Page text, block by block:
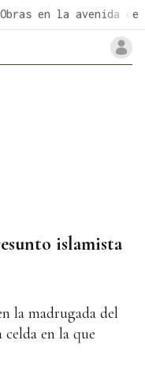
Obras en la avenida de
islamista
la madrugada del
en la que